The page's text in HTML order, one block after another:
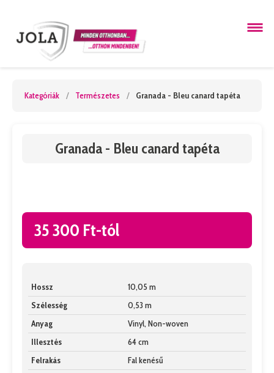
Kategóriák / Természetes / Granada - Bleu canard tapéta
Granada - Bleu canard tapéta
35 300 Ft-tól
Hossz
10,05 m
Szélesség
0,53 m
Anyag
Vinyl, Non-woven
Illesztés
64 cm
Felrakás
Fal kenésű